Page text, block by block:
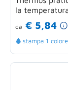
la
da € 5,84
stampa 1